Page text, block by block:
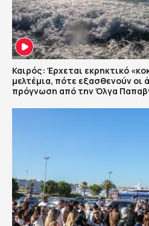
Καιρός: Έρχεται εκρηκτικό
μελτέμια, πότε εξασθενούν οι
πρόγνωση από την Όλγα